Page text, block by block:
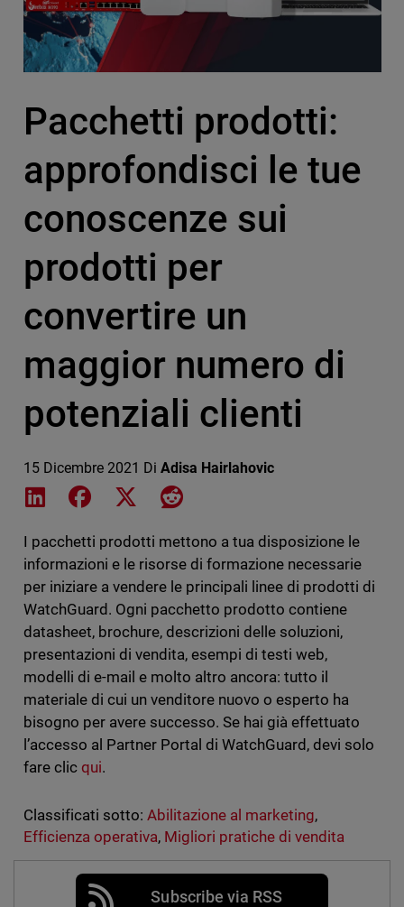
Pacchetti prodotti:
approfondisci le tue
conoscenze sui
prodotti per
convertire un
maggior numero di
potenziali clienti
15 Dicembre 2021 Di Adisa Hairlahovic
Share on LinkedIn
Share on Facebook
Share on XShare on Reddit
I pacchetti prodotti mettono a tua disposizione le
informazioni e le risorse di formazione necessarie
per iniziare a vendere le principali linee di prodotti di
WatchGuard. Ogni pacchetto prodotto contiene
datasheet, brochure, descrizioni delle soluzioni,
presentazioni di vendita, esempi di testi web,
modelli di e-mail e molto altro ancora: tutto il
materiale di cui un venditore nuovo o esperto ha
bisogno per avere successo. Se hai già effettuato
l’accesso al Partner Portal di WatchGuard, devi solo
fare clic qui.
Classificati sotto: Abilitazione al marketing,
Efficienza operativa, Migliori pratiche di vendita
Subscribe via RSS